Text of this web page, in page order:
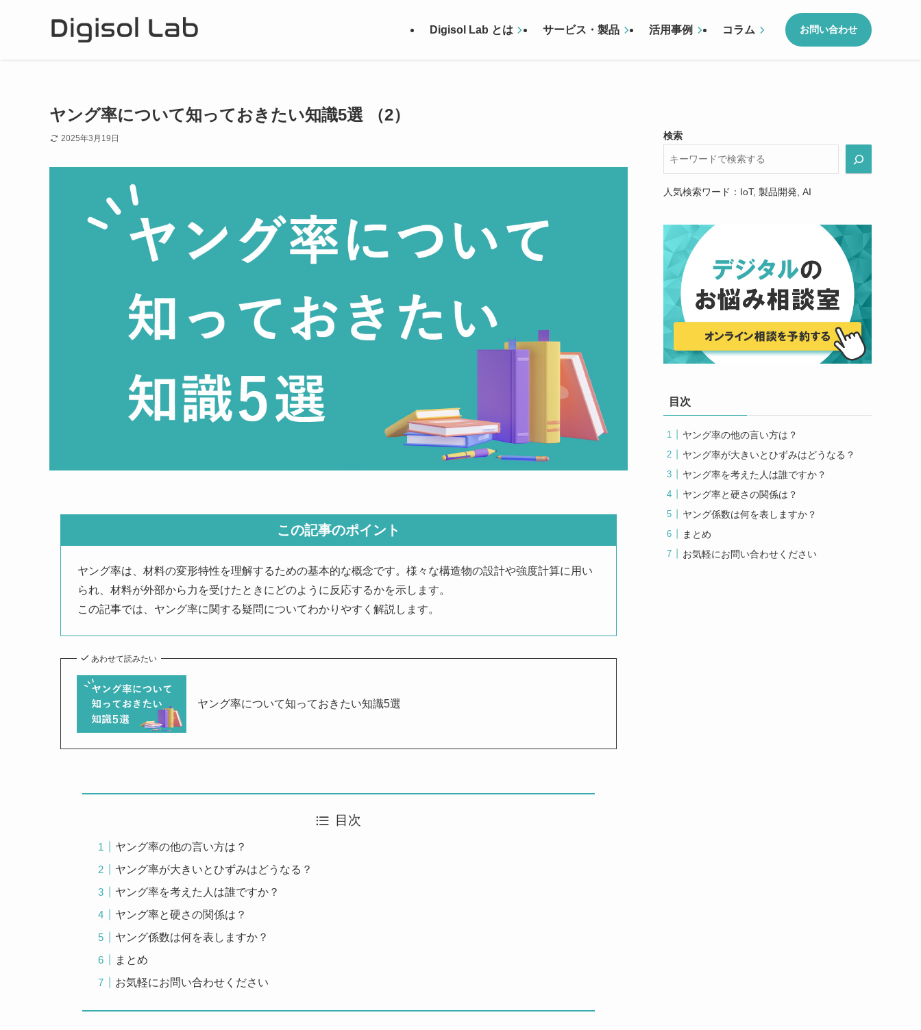
Digisol Lab とは サービス・製品 活用事例 コラム お問い合わせ
ヤング率について知っておきたい知識5選 （2）
2025年3月19日
この記事のポイント
ヤング率は、材料の変形特性を理解するための基本的な概念です。様々な構造物の設計や強度計算に用い
られ、材料が外部から力を受けたときにどのように反応するかを示します。
この記事では、ヤング率に関する疑問についてわかりやすく解説します。
あわせて読みたい
ヤング率について知っておきたい知識5選
目次
ヤング率の他の言い方は？
ヤング率が大きいとひずみはどうなる？
ヤング率を考えた人は誰ですか？
ヤング率と硬さの関係は？
ヤング係数は何を表しますか？
まとめ
お気軽にお問い合わせください
検索
人気検索ワード：IoT, 製品開発, AI
目次
ヤング率の他の言い方は？
ヤング率が大きいとひずみはどうなる？
ヤング率を考えた人は誰ですか？
ヤング率と硬さの関係は？
ヤング係数は何を表しますか？
まとめ
お気軽にお問い合わせください